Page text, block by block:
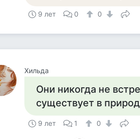
9 лет 0 0
Хильда
Они никогда не
существует в
9 лет 1 0